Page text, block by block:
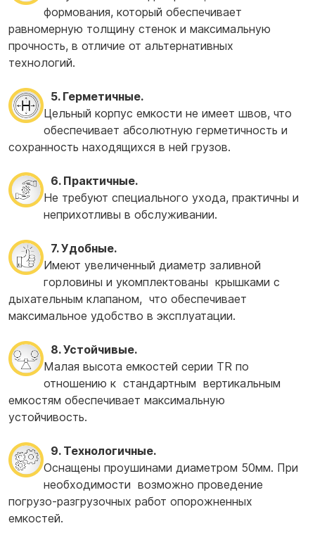
формования, который обеспечивает
равномерную толщину стенок и максимальную
прочность, в отличие от альтернативных
технологий.
5. Герметичные.
Цельный корпус емкости не имеет швов, что
обеспечивает абсолютную герметичность и
сохранность находящихся в ней грузов.
6. Практичные.
Не требуют специального ухода, практичны и
неприхотливы в обслуживании.
7. Удобные.
Имеют увеличенный диаметр заливной
горловины и укомплектованы крышками с
дыхательным клапаном, что обеспечивает
максимальное удобство в эксплуатации.
8. Устойчивые.
Малая высота емкостей серии TR по
отношению к стандартным вертикальным
емкостям обеспечивает максимальную
устойчивость.
9. Технологичные.
Оснащены проушинами диаметром 50мм. При
необходимости возможно проведение
погрузо-разгрузочных работ опорожненных
емкостей.